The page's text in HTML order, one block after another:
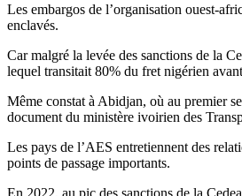
Les embargos de l’organisation ouest-
enclavés.
Car malgré la levée des sanctions de la
lequel transitait 80% du fret nigérien
Même constat à Abidjan, où au premier
document du ministère ivoirien des
Les pays de l’AES entretiennent des
points de passage importants.
En 2022, au pic des sanctions de la